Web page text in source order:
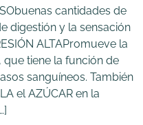
cantidades de
digestión y la sensación
ALTAPromueve la
que tiene la función de
sanguíneos. También
el AZÚCAR en la